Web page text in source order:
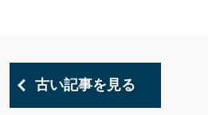
古い記事を見る